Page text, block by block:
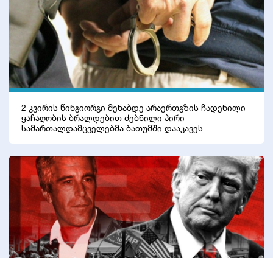
2 კვირის წინგიორგი მენაბდე არაერთგზის ჩადენილი
ყაჩაღობის ბრალდებით ძებნილი პირი
სამართალდამცველებმა ბათუმში დააკავეს